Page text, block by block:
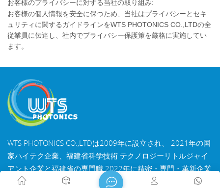
お客様のプライバシーに対する当社の取り組み:
お客様の個人情報を安全に保つため、当社はプライバシーとセキ
ュリティに関するガイドラインをWTS PHOTONICS CO.,LTDの全
従業員に伝達し、社内でプライバシー保護策を厳格に実施してい
ます。
WTS PHOTONICS CO.,LTDは2009年に設立され、 2021年の国
家ハイテク企業、福建省科学技術 テクノロジーリトルジャイ
アント企業と福建省の専門職 2022年に精密・専門・革新企業
となる。WTSは 中国の有名な光学都市、南東海岸の美しい都